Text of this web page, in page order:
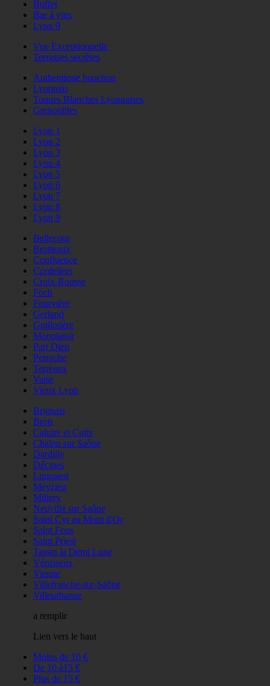
Buffet
Bar à vins
Lyon 9
Vue Exceptionnelle
Terrasses secrètes
Authentique bouchon
Lyonnais
Toques Blanches Lyonnaises
Grenouilles
Lyon 1
Lyon 2
Lyon 3
Lyon 4
Lyon 5
Lyon 6
Lyon 7
Lyon 8
Lyon 9
Bellecour
Brotteaux
Confluence
Cordeliers
Croix-Rousse
Foch
Fourvière
Gerland
Guillotière
Monplaisir
Part Dieu
Perrache
Terreaux
Vaise
Vieux Lyon
Brignais
Bron
Caluire et Cuire
Chalon sur Saône
Dardilly
Décines
Limonest
Meyzieu
Millery
Neuville sur Saône
Saint Cyr au Mont d'Or
Saint Fons
Saint Priest
Tassin la Demi Lune
Vénisseux
Vienne
Villefranche-sur-Saône
Villeurbanne
a remplir
Lien vers le haut
Moins de 10 €
De 10 à15 €
Plus de 15 €